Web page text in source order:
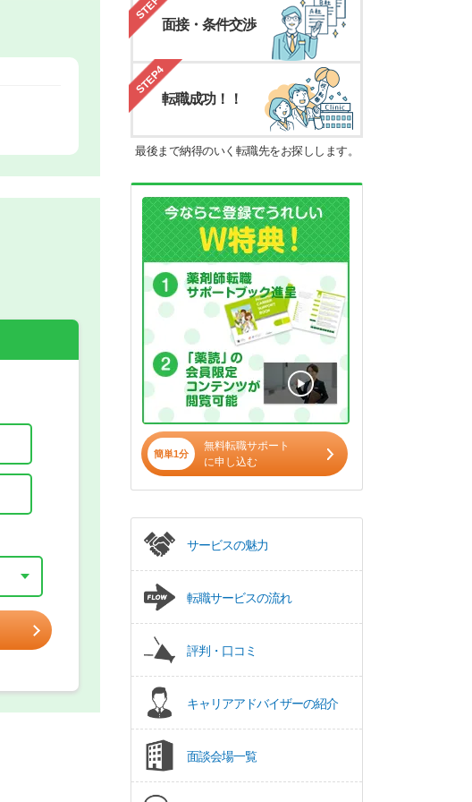
希望の働き方
正社員
パート(週4日～5日)
面接・条件交渉
STEP4
転職成功！！
最後まで納得のいく転職先をお探しします。
簡単1分
無料転職サポート
に申し込む
サービスの魅力
転職サービスの流れ
評判・口コミ
キャリアアドバイザーの紹介
面談会場一覧